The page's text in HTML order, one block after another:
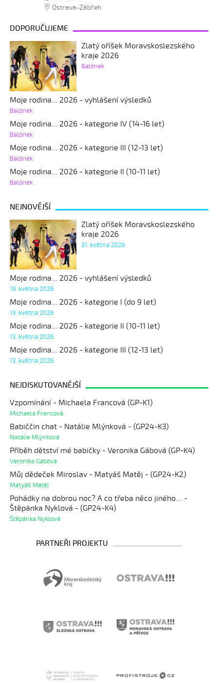
Ostrava-Zábřeh
DOPORUČUJEME
Zlatý oříšek Moravskoslezského
kraje 2026
Balónek
Moje rodina... 2026 - vyhlášení výsledků
Balónek
Moje rodina... 2026 - kategorie IV (14-16 let)
Balónek
Moje rodina... 2026 - kategorie III (12-13 let)
Balónek
Moje rodina... 2026 - kategorie II (10-11 let)
Balónek
NEJNOVĚJŠÍ
Zlatý oříšek Moravskoslezského
kraje 2026
31. května 2026
Moje rodina... 2026 - vyhlášení výsledků
19. května 2026
Moje rodina... 2026 - kategorie I (do 9 let)
13. května 2026
Moje rodina... 2026 - kategorie II (10-11 let)
13. května 2026
Moje rodina... 2026 - kategorie III (12-13 let)
13. května 2026
NEJDISKUTOVANĚJŠÍ
Vzpomínání - Michaela Francová (GP-K1)
Michaela Francová
Babiččin chat - Natálie Mlýnková - (GP24-K3)
Natálie Mlýnková
Příběh dětství mé babičky - Veronika Gábová (GP-K4)
Veronika Gábová
Můj dědeček Miroslav - Matyáš Matěj - (GP24-K2)
Matyáš Matěj
Pohádky na dobrou noc? A co třeba něco jiného… -
Štěpánka Nyklová - (GP24-K4)
Štěpánka Nyklová
PARTNEŘI PROJEKTU